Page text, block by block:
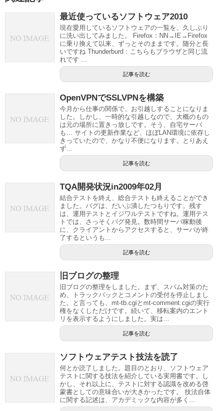
最近使っているソフトウェア2010
現在愛用しているソフトウェアの一覧を、久しぶり
に洗い出してみました。 Firefox：NN→IE→Firefox
に乗り換えて以来、ずっとそのままです。随分と長
いですね Thunderburd：こちらもブラウザと同じ流
れです ...
記事を読む
OpenVPNでSSLVPNを構築
今月から仕事の関係で、お引越しすることになりま
した。しかし、一時的な引越しなので、大概のもの
は元の場所に置きっ放しです。そう、自宅サーバ
も… サイトの更新作業など、ほぼLAN環境に依存し
きっていたので、かなり不便になります。とりあえ
ず...
記事を読む
TQA開発状況in2009年02月
結合テストを終え、総合テストも終えることができ
ました。バグは、だいぶ潰したつもりです。残す
は、運用テストとイジワルテストですね。運用テス
トでは、さっそくバグ発見。数時間サーバ稼動後
に、クライアントからアクセスすると、サーバが終
了するというも...
記事を読む
旧ブログの整理
旧ブログの整理をしました。まず、スパム対策のた
め、トラックバックとコメントの受付を停止しまし
た。と言っても、mt-tb.cgiとmt-comment.cgiの実行
権をなくしただけです。続いて、移転案内のエント
リを表示するようにしました。実は...
記事を読む
ソフトウェアテスト技法を読了
何とか読了しました。題目のとおり、ソフトウェア
テストに関する技法を紹介している実用書です。し
かし、それ以上に、テストに対する認識を改める啓
蒙書としての意味合いが大きかったです。 技法自体
に関する記述は、アカデミックな内容が多く...